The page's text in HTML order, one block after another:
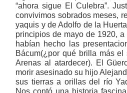
“ahora sigue El Culebra”.
convivimos sobrados meses,
yaquis y de Adolfo de la
principios de mayo de 1920,
habían hecho las
Bácum(¿por qué brilla más
Arenas al atardecer). El
morir asesinado su hijo
sus tierras a orillas del río
Nos contó una historia